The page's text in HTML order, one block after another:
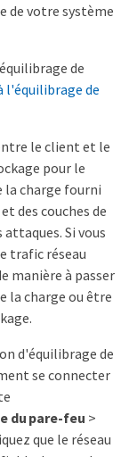
de votre système
de
l'équilibrage de
le client et le
pour le
charge fourni
des couches de
Si vous
trafic réseau
manière à passer
la charge ou être
d'équilibrage de
se connecter
du pare-feu >
que le réseau